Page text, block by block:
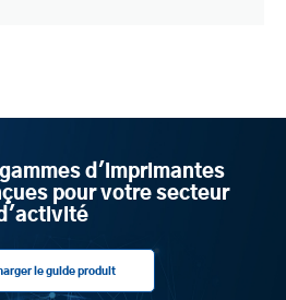
d'imprimantes
pour votre secteur
le guide produit